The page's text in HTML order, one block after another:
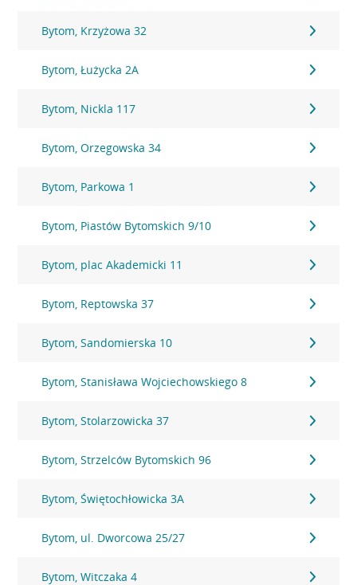
Bytom, Krzyżowa 32
Bytom, Łużycka 2A
Bytom, Nickla 117
Bytom, Orzegowska 34
Bytom, Parkowa 1
Bytom, Piastów Bytomskich 9/10
Bytom, plac Akademicki 11
Bytom, Reptowska 37
Bytom, Sandomierska 10
Bytom, Stanisława Wojciechowskiego 8
Bytom, Stolarzowicka 37
Bytom, Strzelców Bytomskich 96
Bytom, Świętochłowicka 3A
Bytom, ul. Dworcowa 25/27
Bytom, Witczaka 4